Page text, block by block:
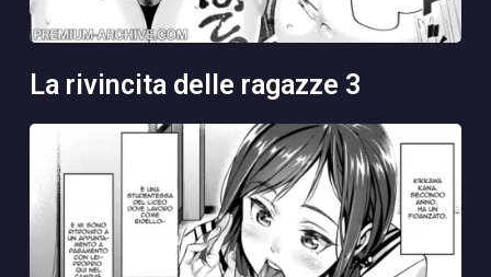
la rivincita delle ragazze 3